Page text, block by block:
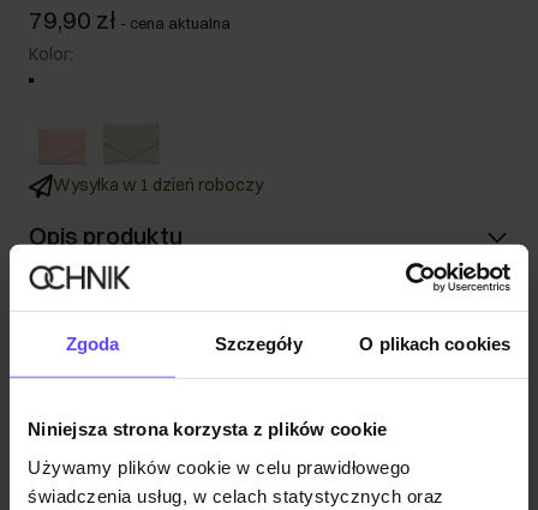
Zgoda Szczegóły O plikach cookies
Niniejsza strona korzysta z plików cookie
Używamy plików cookie w celu prawidłowego
świadczenia usług, w celach statystycznych oraz
79,90 zł - cena aktualna
Kolor:
Wysyłka w 1 dzień roboczy
Opis produktu
Szczegóły
Opinie